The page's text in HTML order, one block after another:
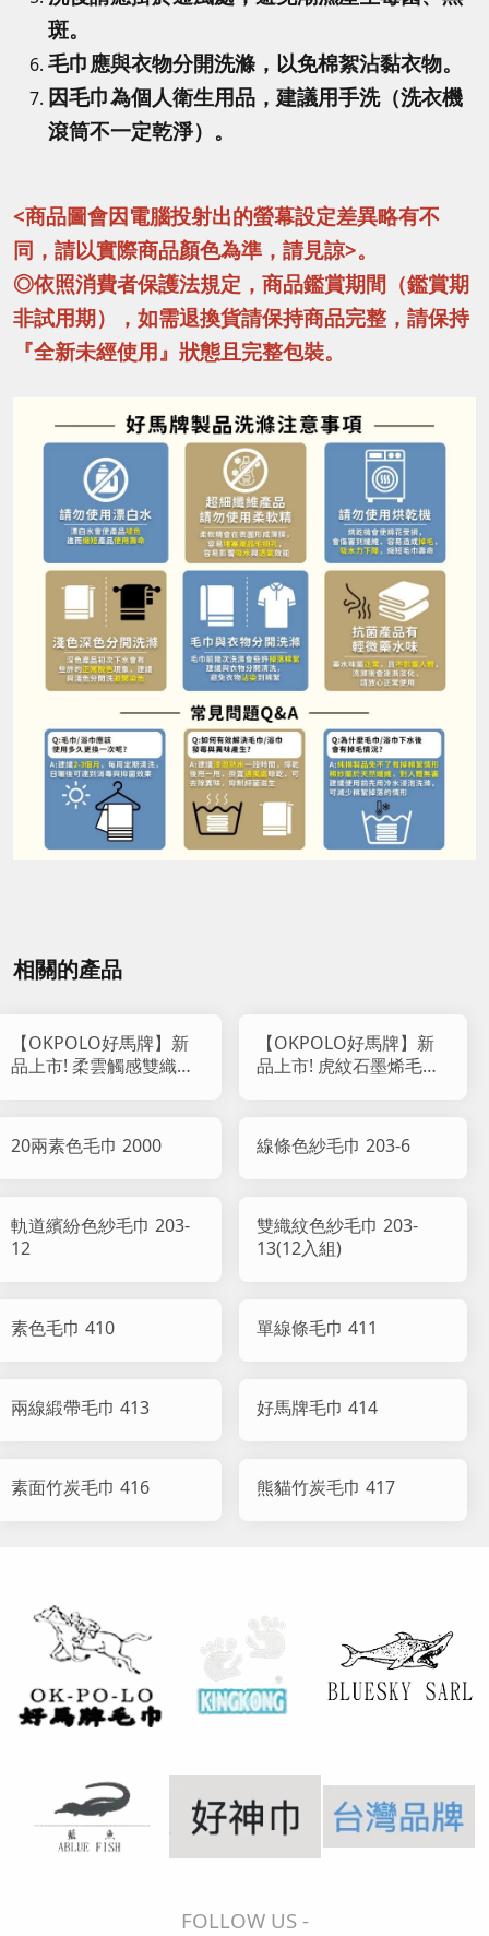
斑。
毛巾應與衣物分開洗滌，以免棉絮沾黏衣物。
因毛巾為個人衛生用品，建議用手洗（洗衣機
滾筒不一定乾淨）。
<商品圖會因電腦投射出的螢幕設定差異略有不
同，請以實際商品顏色為準，請見諒>。
◎依照消費者保護法規定，商品鑑賞期間（鑑賞期
非試用期），如需退換貨請保持商品完整，請保持
『全新未經使用』狀態且完整包裝。
相關的產品
【OKPOLO好馬牌】新
品上市! 柔雲觸感雙織紋
【OKPOLO好馬牌】新
品上市! 虎紋石墨烯毛巾
20兩素色毛巾 2000 線條色紗毛巾 203-6
軌道繽紛色紗毛巾 203-
12
雙織紋色紗毛巾 203-
13(12入組)
素色毛巾 410 單線條毛巾 411
兩線緞帶毛巾 413 好馬牌毛巾 414
素面竹炭毛巾 416 熊貓竹炭毛巾 417
FOLLOW US -